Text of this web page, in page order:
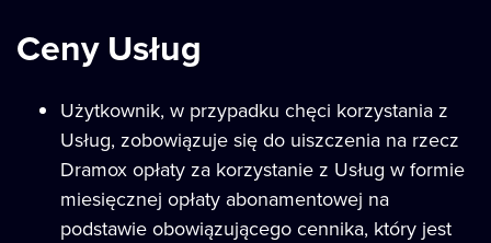
Ceny Usług
Użytkownik, w przypadku chęci korzystania z
Usług, zobowiązuje się do uiszczenia na rzecz
Dramox opłaty za korzystanie z Usług w formie
miesięcznej opłaty abonamentowej na
podstawie obowiązującego cennika, który jest